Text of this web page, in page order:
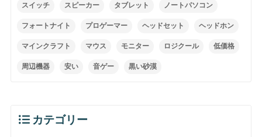
スイッチ スピーカー タブレット ノートパソコン
フォートナイト プロゲーマー ヘッドセット ヘッドホン
マインクラフト マウス モニター ロジクール 低価格
周辺機器 安い 音ゲー 黒い砂漠
カテゴリー